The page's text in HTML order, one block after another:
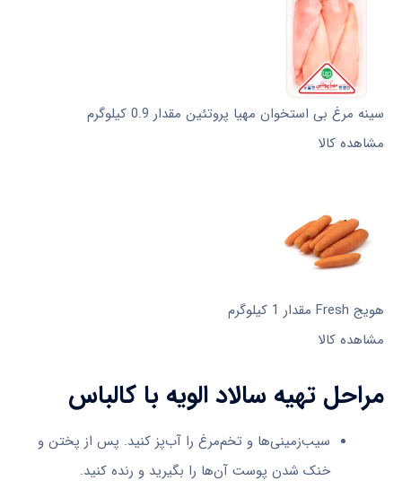
سینه مرغ بی استخوان مهیا پروتئین مقدار 0.9 کیلوگرم
مشاهده کالا
هویج Fresh مقدار 1 کیلوگرم
مشاهده کالا
مراحل تهیه سالاد الویه با کالباس
سیب‌زمینی‌ها و تخم‌مرغ را آب‌پز کنید. پس از پختن و
خنک شدن پوست آن‌ها را بگیرید و رنده کنید.